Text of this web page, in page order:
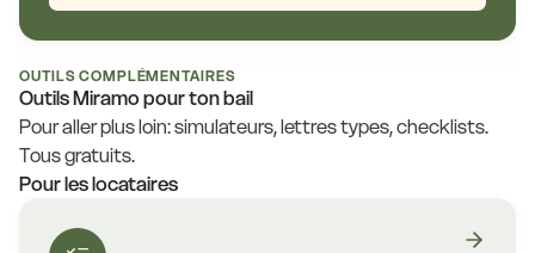
OUTILS COMPLÉMENTAIRES
Outils Miramo pour ton bail
Pour aller plus loin: simulateurs, lettres types, checklists.
Tous gratuits.
Pour les locataires